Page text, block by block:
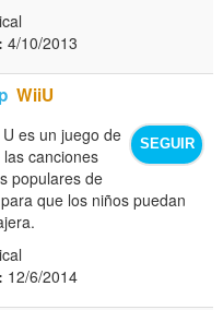
4/10/2013
WiiU
SEGUIR
es un juego de
canciones
populares de
que los niños puedan
12/6/2014